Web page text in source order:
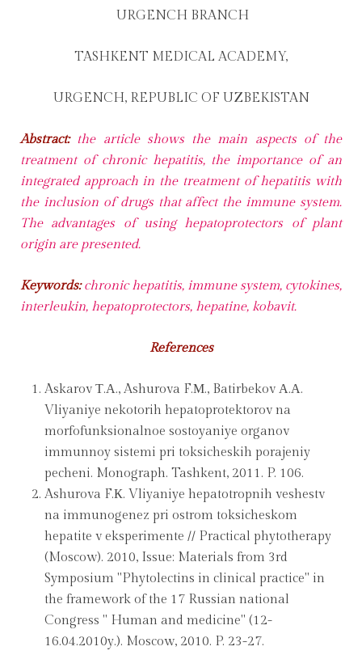
URGENCH BRANCH
TASHKENT MEDICAL ACADEMY,
URGENCH, REPUBLIC OF UZBEKISTAN
Abstract:the article shows the main aspects of the
treatment of chronic hepatitis, the importance of an
integrated approach in the treatment of hepatitis with
the inclusion of drugs that affect the immune system.
The advantages of using hepatoprotectors of plant
origin are presented.
Keywords:chronic hepatitis, immune system, cytokines,
interleukin, hepatoprotectors, hepatine, kobavit.
References
Askarov Т.А., Ashurova F.М., Batirbekov А.А.
Vliyaniye nekotorih hepatoprotektorov na
morfofunksionalnoe sostoyaniye organov
immunnoy sistemi pri toksicheskih porajeniy
pecheni. Monograph. Tashkent, 2011. P. 106.
Ashurova F.К. Vliyaniye hepatotropnih veshestv
na immunogenez pri ostrom toksicheskom
hepatite v eksperimente // Practical phytotherapy
(Moscow). 2010, Issue: Materials from 3rd
Symposium "Phytolectins in clinical practice" in
the framework of the 17 Russian national
Congress " Human and medicine" (12-
16.04.2010y.). Moscow, 2010. P. 23-27.